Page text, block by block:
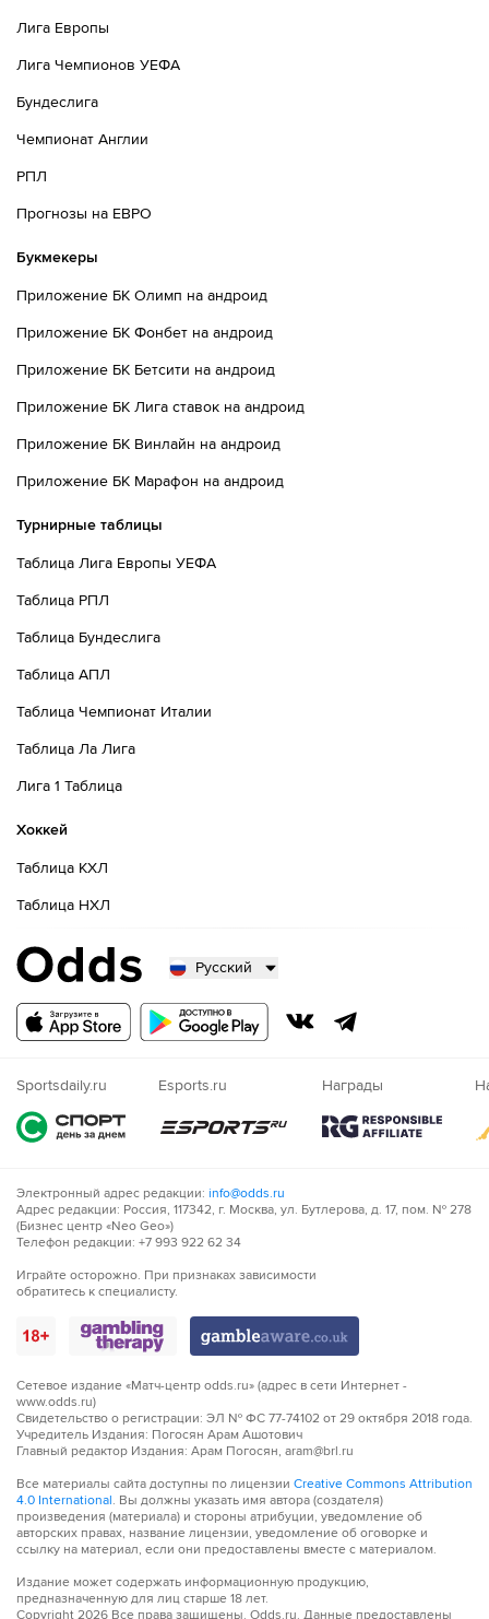
Лига Европы
Лига Чемпионов УЕФА
Бундеслига
Чемпионат Англии
РПЛ
Прогнозы на ЕВРО
Букмекеры
Приложение БК Олимп на андроид
Приложение БК Фонбет на андроид
Приложение БК Бетсити на андроид
Приложение БК Лига ставок на андроид
Приложение БК Винлайн на андроид
Приложение БК Марафон на андроид
Турнирные таблицы
Таблица Лига Европы УЕФА
Таблица РПЛ
Таблица Бундеслига
Таблица АПЛ
Таблица Чемпионат Италии
Таблица Ла Лига
Лига 1 Таблица
Хоккей
Таблица КХЛ
Таблица НХЛ
Русский
Русский
Nigeria
Sportsdaily.ru Esports.ru Награды
Электронный адрес редакции: info@odds.ru
Адрес редакции: Россия, 117342, г. Москва, ул. Бутлерова, д. 17, пом. № 278
(Бизнес центр «Neo Geo»)
Телефон редакции: +7 993 922 62 34
Играйте осторожно. При признаках зависимости
обратитесь к специалисту.
Сетевое издание «Матч-центр odds.ru» (адрес в сети Интернет -
www.odds.ru)
Свидетельство о регистрации: ЭЛ № ФС 77-74102 от 29 октября 2018 года.
Учредитель Издания: Погосян Арам Ашотович
Главный редактор Издания: Арам Погосян, aram@brl.ru
Все материалы сайта доступны по лицензии Creative Commons Attribution
4.0 International. Вы должны указать имя автора (создателя)
произведения (материала) и стороны атрибуции, уведомление об
авторских правах, название лицензии, уведомление об оговорке и
ссылку на материал, если они предоставлены вместе с материалом.
Издание может содержать информационную продукцию,
предназначенную для лиц старше 18 лет.
Copyright 2026 Все права защищены. Odds.ru. Данные предоставлены